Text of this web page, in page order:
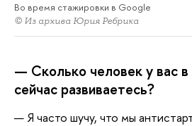
Во время стажировки в Google
© Из архива Юрия Ребрика
— Сколько человек у вас
сейчас развиваетесь?
— Я часто шучу, что мы